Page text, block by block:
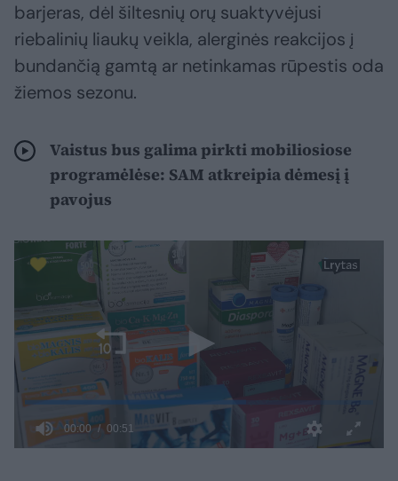
barjeras, dėl šiltesnių orų suaktyvėjusi
riebalinių liaukų veikla, alerginės reakcijos į
bundančią gamtą ar netinkamas rūpestis oda
žiemos sezonu.
Vaistus bus galima pirkti mobiliosiose
programėlėse: SAM atkreipia dėmesį į
pavojus